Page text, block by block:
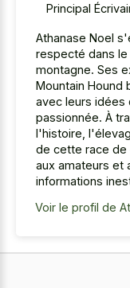
Principal
Athanase Noel
respecté dans
montagne. Ses
Mountain Hound
avec leurs idées
passionnée. À
l'histoire,
de cette race de
aux amateurs et
informations
Voir le profil de